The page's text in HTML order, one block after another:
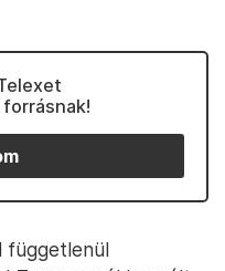
függetlenül